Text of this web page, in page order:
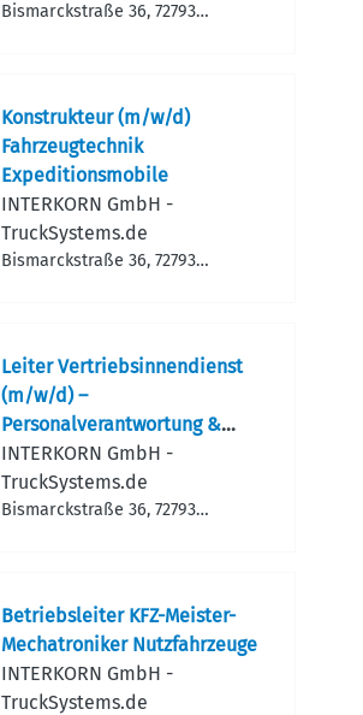
Bismarckstraße 36, 72793
Konstrukteur (m/w/d)
Fahrzeugtechnik
Expeditionsmobile
INTERKORN GmbH -
TruckSystems.de
Bismarckstraße 36, 72793
Leiter Vertriebsinnendienst
(m/w/d) –
Personalverantwortung &
Rechte Hand der GF
INTERKORN GmbH -
TruckSystems.de
Bismarckstraße 36, 72793
Betriebsleiter KFZ-Meister-
Mechatroniker Nutzfahrzeuge
INTERKORN GmbH -
TruckSystems.de